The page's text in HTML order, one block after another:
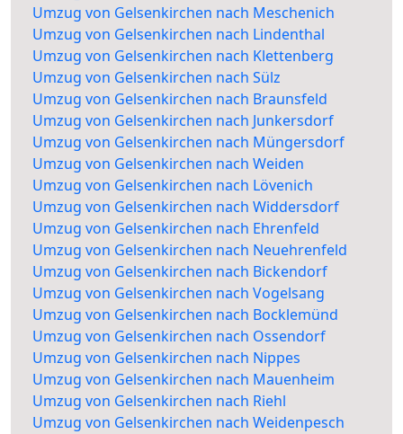
Umzug von Gelsenkirchen nach Meschenich
Umzug von Gelsenkirchen nach Lindenthal
Umzug von Gelsenkirchen nach Klettenberg
Umzug von Gelsenkirchen nach Sülz
Umzug von Gelsenkirchen nach Braunsfeld
Umzug von Gelsenkirchen nach Junkersdorf
Umzug von Gelsenkirchen nach Müngersdorf
Umzug von Gelsenkirchen nach Weiden
Umzug von Gelsenkirchen nach Lövenich
Umzug von Gelsenkirchen nach Widdersdorf
Umzug von Gelsenkirchen nach Ehrenfeld
Umzug von Gelsenkirchen nach Neuehrenfeld
Umzug von Gelsenkirchen nach Bickendorf
Umzug von Gelsenkirchen nach Vogelsang
Umzug von Gelsenkirchen nach Bocklemünd
Umzug von Gelsenkirchen nach Ossendorf
Umzug von Gelsenkirchen nach Nippes
Umzug von Gelsenkirchen nach Mauenheim
Umzug von Gelsenkirchen nach Riehl
Umzug von Gelsenkirchen nach Weidenpesch